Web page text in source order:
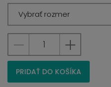
Vybrať rozmer
PRIDAŤ DO KOŠÍKA